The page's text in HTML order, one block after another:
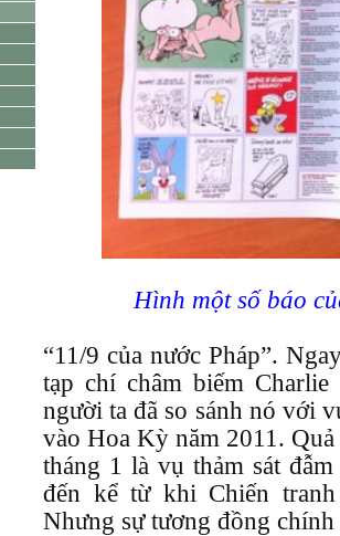
Hình một số báo
“11/9 của nước Pháp”.
tạp chí châm biếm
người ta đã so sánh nó với
vào Hoa Kỳ năm 2011.
tháng 1 là vụ thảm sát
đến kể từ khi Chiến
Nhưng sự tương đồng chính